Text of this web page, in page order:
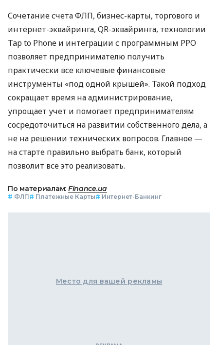
Сочетание счета ФЛП, бизнес-карты, торгового и
интернет-эквайринга, QR-эквайринга, технологии
Tap to Phone и интеграции с программным РРО
позволяет предпринимателю получить
практически все ключевые финансовые
инструменты «под одной крышей». Такой подход
сокращает время на администрирование,
упрощает учет и помогает предпринимателям
сосредоточиться на развитии собственного дела, а
не на решении технических вопросов. Главное —
на старте правильно выбрать банк, который
позволит все это реализовать.
По материалам: Finance.ua
# ФЛП# Платежные Карты# Интернет-Банкинг
Место для вашей рекламы